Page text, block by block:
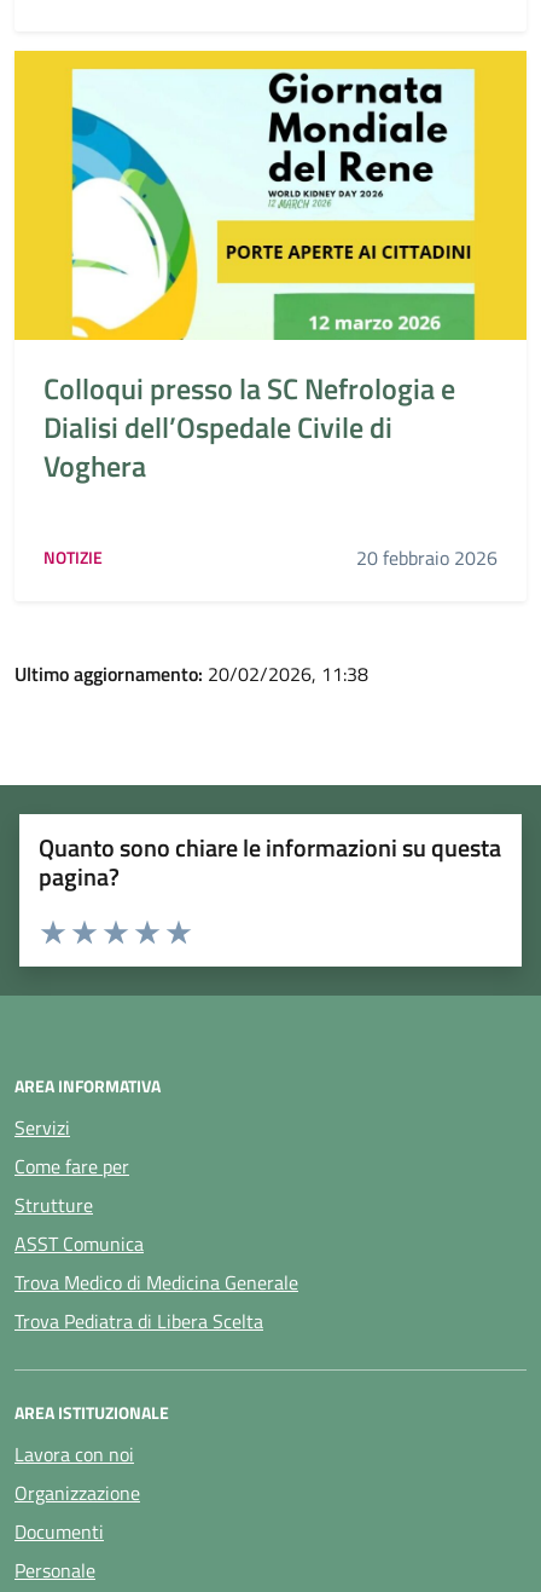
Colloqui presso la SC Nefrologia e
Dialisi dell’Ospedale Civile di
Voghera
NOTIZIE 20 febbraio 2026
Ultimo aggiornamento: 20/02/2026, 11:38
Quanto sono chiare le informazioni su questa
pagina?
Rating:
Valuta 5 stelle su 5
Valuta 4 stelle su 5
Valuta 3 stelle su 5
Valuta 2 stelle su 5
Valuta 1 stelle su 5
AREA INFORMATIVA
Servizi
Come fare per
Strutture
ASST Comunica
Trova Medico di Medicina Generale
Trova Pediatra di Libera Scelta
AREA ISTITUZIONALE
Lavora con noi
Organizzazione
Documenti
Personale